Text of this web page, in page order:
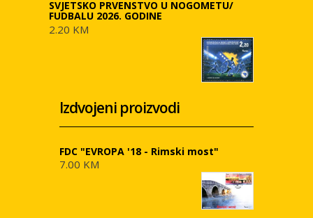
SVJETSKO PRVENSTVO U NOGOMETU/
FUDBALU 2026. GODINE
2.20 KM
Izdvojeni proizvodi
FDC "EVROPA '18 - Rimski most"
7.00 KM